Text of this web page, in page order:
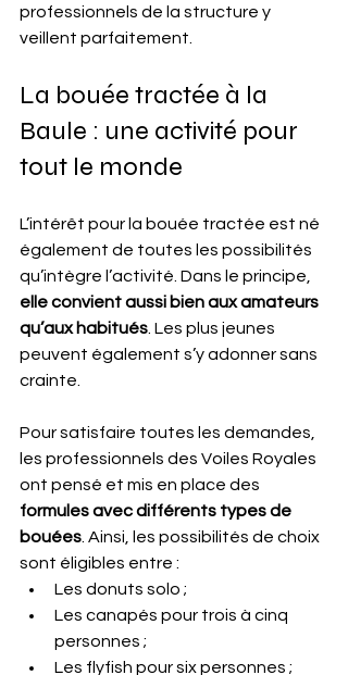
professionnels de la structure y
veillent parfaitement.
La bouée tractée à la
Baule : une activité pour
tout le monde
L’intérêt pour la bouée tractée est né
également de toutes les possibilités
qu’intègre l’activité. Dans le principe,
elle convient aussi bien aux amateurs
qu’aux habitués. Les plus jeunes
peuvent également s’y adonner sans
crainte.
Pour satisfaire toutes les demandes,
les professionnels des Voiles Royales
ont pensé et mis en place des
formules avec différents types de
bouées. Ainsi, les possibilités de choix
sont éligibles entre :
Les donuts solo ;
Les canapés pour trois à cinq
personnes ;
Les flyfish pour six personnes ;